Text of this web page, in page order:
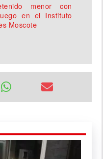
menor con
en el Instituto
Moscote